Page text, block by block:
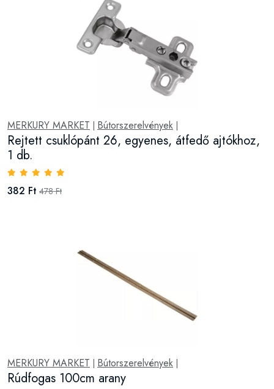
MERKURY MARKET Bútorszerelvények
Rejtett csuklópánt 26, egyenes, átfedő ajtókhoz,
1 db.
382 Ft 478 Ft
MERKURY MARKET Bútorszerelvények
Rúdfogas 100cm arany